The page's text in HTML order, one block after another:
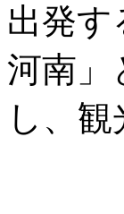
出発す
河南」
し、